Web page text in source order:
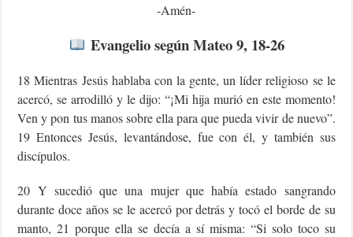
-Amén-
Evangelio según Mateo 9, 18-26
18 Mientras Jesús hablaba con la gente, un líder religioso se le
acercó, se arrodilló y le dijo: “¡Mi hija murió en este momento!
Ven y pon tus manos sobre ella para que pueda vivir de nuevo”.
19 Entonces Jesús, levantándose, fue con él, y también sus
discípulos.
20 Y sucedió que una mujer que había estado sangrando
durante doce años se le acercó por detrás y tocó el borde de su
manto, 21 porque ella se decía a sí misma: “Si solo toco su